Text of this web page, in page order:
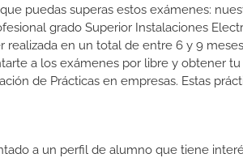
puedas superas estos exámenes:
grado Superior Instalaciones
en un total de entre 6 y 9
a los exámenes por libre y obtener
de Prácticas en empresas. Estas
a un perfil de alumno que tiene